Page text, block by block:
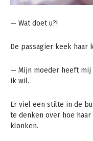
— Wat doet u?!
De passagier keek haar
— Mijn moeder heeft mij
ik wil.
Er viel een stilte in de
te denken over hoe
klonken.